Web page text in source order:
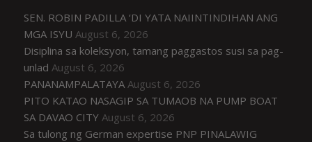
SEN. ROBIN PADILLA ‘DI YATA NAIINTINDIHAN ANG
MGA ISYU August 6, 2026
Disiplina sa koleksyon, tamang paggastos susi sa pag-
unlad August 6, 2026
PANANAMPALATAYA August 6, 2026
PITO KATAO NASAGIP SA TUMAOB NA PUMP BOAT
SA DAVAO CITY August 6, 2026
Sa tulong ng German expertise PNP PINALAWIG